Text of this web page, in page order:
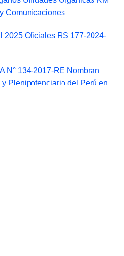
Comunicaciones
2025 Oficiales RS 177-2024-
N° 134-2017-RE Nombran
Plenipotenciario del Perú en